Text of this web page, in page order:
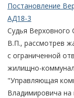
Постановление
АД18-3
Судья Верховного
В.П., рассмотрев
с ограниченной
жилищно-
"Управляющая
Владимировича на